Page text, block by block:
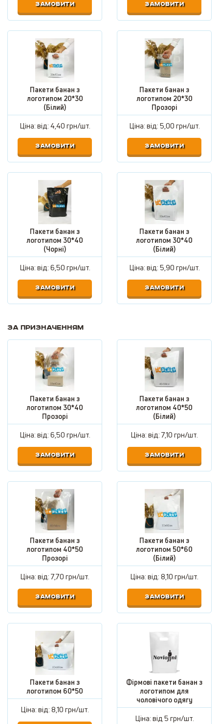
ЗАМОВИТИ ЗАМОВИТИ
Пакети банан з
логотипом 20*30
(Білий)
Ціна: від:4,40 грн/шт.
ЗАМОВИТИ
Пакети банан з
логотипом 20*30
Прозорі
Ціна: від:5,00 грн/шт.
ЗАМОВИТИ
Пакети банан з
логотипом 30*40
(Чорні)
Ціна: від:6,50 грн/шт.
ЗАМОВИТИ
Пакети банан з
логотипом 30*40
(Білий)
Ціна: від:5,90 грн/шт.
ЗАМОВИТИ
За призначенням
Пакети банан з
логотипом 30*40
Прозорі
Ціна: від:6,50 грн/шт.
ЗАМОВИТИ
Пакети банан з
логотипом 40*50
(Білий)
Ціна: від:7,10 грн/шт.
ЗАМОВИТИ
Пакети банан з
логотипом 40*50
Прозорі
Ціна: від:7,70 грн/шт.
ЗАМОВИТИ
Пакети банан з
логотипом 50*60
(Білий)
Ціна: від:8,10 грн/шт.
ЗАМОВИТИ
Пакети банан з
логотипом 60*50
Ціна: від:8,10 грн/шт.
Фірмові пакети банан з
логотипом для
чоловічого одягу
Ціна: від5 грн/шт.